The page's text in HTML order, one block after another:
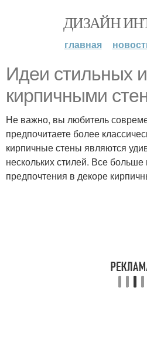
ДИЗАЙН
главная
Идеи стильных
кирпичными
Не важно, вы любитель
предпочитаете более
кирпичные стены являются
нескольких стилей. Все
предпочтения в декоре